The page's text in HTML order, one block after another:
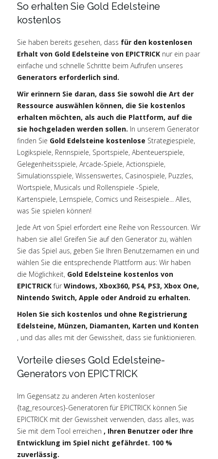
So erhalten Sie Gold Edelsteine
kostenlos
Sie haben bereits gesehen, dass für den kostenlosen
Erhalt von Gold Edelsteine von EPICTRICK nur ein paar
einfache und schnelle Schritte beim Aufrufen unseres
Generators erforderlich sind.
Wir erinnern Sie daran, dass Sie sowohl die Art der
Ressource auswählen können, die Sie kostenlos
erhalten möchten, als auch die Plattform, auf die
sie hochgeladen werden sollen. In unserem Generator
finden Sie Gold Edelsteine kostenlose Strategiespiele,
Logikspiele, Rennspiele, Sportspiele, Abenteuerspiele,
Gelegenheitsspiele, Arcade-Spiele, Actionspiele,
Simulationsspiele, Wissenswertes, Casinospiele, Puzzles,
Wortspiele, Musicals und Rollenspiele -Spiele,
Kartenspiele, Lernspiele, Comics und Reisespiele... Alles,
was Sie spielen können!
Jede Art von Spiel erfordert eine Reihe von Ressourcen. Wir
haben sie alle! Greifen Sie auf den Generator zu, wählen
Sie das Spiel aus, geben Sie Ihren Benutzernamen ein und
wählen Sie die entsprechende Plattform aus: Wir haben
die Möglichkeit, Gold Edelsteine kostenlos von
EPICTRICKfür Windows, Xbox360, PS4, PS3, Xbox One,
Nintendo Switch, Apple oder Android zu erhalten.
Holen Sie sich kostenlos und ohne Registrierung
Edelsteine, Münzen, Diamanten, Karten und Konten
, und das alles mit der Gewissheit, dass sie funktionieren.
Vorteile dieses Gold Edelsteine-
Generators von EPICTRICK
Im Gegensatz zu anderen Arten kostenloser
{tag_resources}-Generatoren für EPICTRICK können Sie
EPICTRICK mit der Gewissheit verwenden, dass alles, was
Sie mit dem Tool erreichen , Ihren Benutzer oder Ihre
Entwicklung im Spiel nicht gefährdet. 100 %
zuverlässig.